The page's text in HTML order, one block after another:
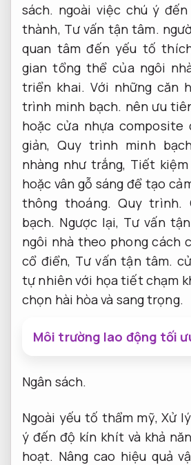
sách. ngoài việc chú ý
thành, Tư vấn tận tâm.
quan tâm đến yếu tố
gian tổng thể của ngôi
triển khai. Với những căn
trình minh bạch. nên ưu
hoặc cửa nhựa
giản,Quy trình minh
nhàng như trắng, Tiết kiệm
hoặc vân gỗ sáng để tạo
thông thoáng.Quy trình.
bạch. Ngược lại, Tư vấn
ngôi nhà theo phong cách
cổ điển, Tư vấn tận tâm.
tự nhiên với họa tiết chạm
chọn hài hòa và sang trọng.
Môi trường lao động tối
Ngân sách.
Ngoài yếu tố thẩm mỹ,Xử
ý đến độ kín khít và khả
hoạt. Nâng cao hiệu quả